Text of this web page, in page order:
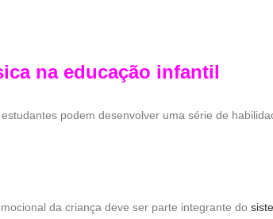
na educação infantil
podem desenvolver uma série de
da criança deve ser parte integrante do